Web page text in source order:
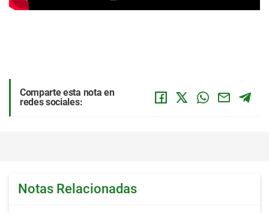
Comparte esta nota en
redes sociales:
Notas Relacionadas